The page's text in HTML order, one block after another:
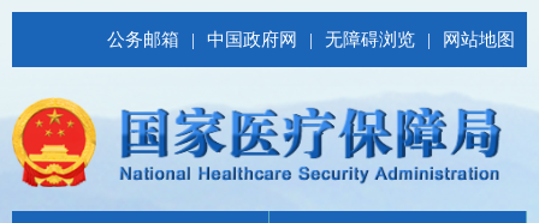
公务邮箱 | 中国政府网 | 无障碍浏览 | 网站地图